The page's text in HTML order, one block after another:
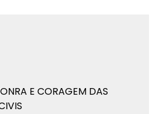
E CORAGEM DAS